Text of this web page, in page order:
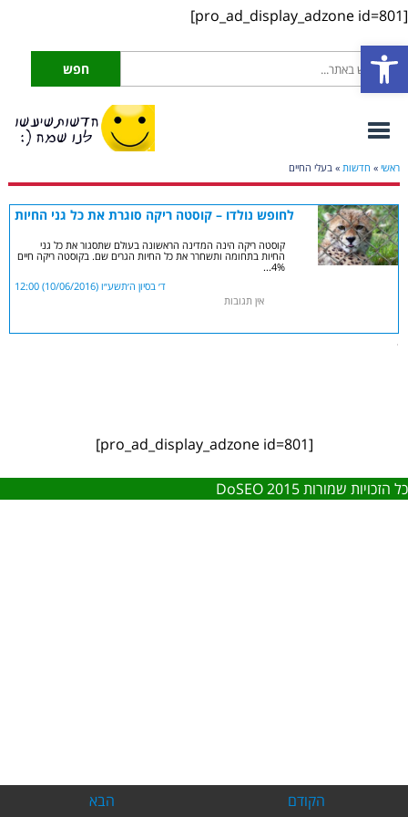
פתח סרגל נגישות
[pro_ad_display_adzone id=801]
ראשי» חדשות» בעלי החיים
לחופש נולדו – קוסטה ריקה סוגרת את כל גני החיות
קוסטה ריקה הינה המדינה הראשונה בעולם שתסגור את כל גני
החיות בתחומה ותשחרר את כל החיות הגרים שם. בקוסטה ריקה חיים
4%...
ד׳ בסיון ה׳תשע״ו (10/06/2016) 12:00
אין תגובות
[pro_ad_display_adzone id=801]
כל הזכויות שמורות DoSEO 2015
הבא הקודם